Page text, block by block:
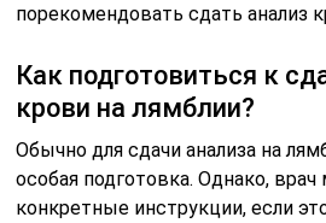
порекомендовать сдать анализ
Как подготовиться к
крови на лямблии?
Обычно для сдачи анализа на
особая подготовка. Однако,
конкретные инструкции, если